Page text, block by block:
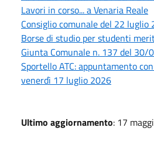
Lavori in corso... a Venaria Reale
Consiglio comunale del 22 luglio
Borse di studio per studenti
Giunta Comunale n. 137 del
Sportello ATC: appuntamento
venerdì 17 luglio 2026
Ultimo aggiornamento: 17